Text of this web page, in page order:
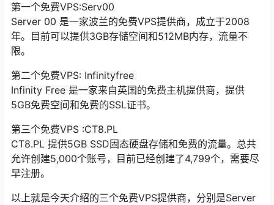
第一个免费VPS:Serv00
Server 00 是一家波兰的免费VPS提供商，成立于2008
年。目前可以提供3GB存储空间和512MB内存，流量不
限。
第二个免费VPS: Infinityfree
Infinity Free 是一家来自英国的免费主机提供商，提供
5GB免费空间和免费的SSL证书。
第三个免费VPS :CT8.PL
CT8.PL 提供5GB SSD固态硬盘存储和免费的流量。总共
允许创建5,000个账号，目前已经创建了4,799个，需要尽
早注册。
以上就是今天介绍的三个免费VPS提供商，分别是Server